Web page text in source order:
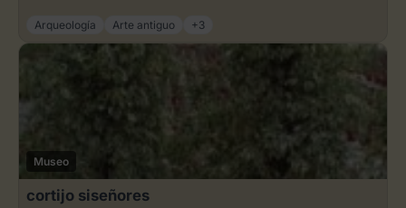
Arqueología Arte antiguo +3
Museo
cortijo siseñores